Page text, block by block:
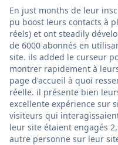
En just months de leur
pu boost leurs contacts à
réels) et ont steadily
de 6000 abonnés en
site. ils added le curseur
montrer rapidement à
page d'accueil à quoi
réelle. il présente bien
excellente expérience sur
visiteurs qui
leur site étaient engagés
autre personne sur leur